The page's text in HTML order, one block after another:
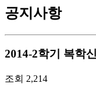
공지사항
2014-2학기 복학
조회 2,214